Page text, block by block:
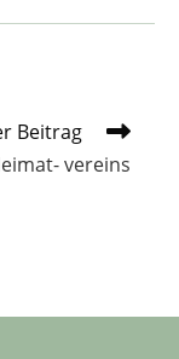
Beitrag
vereins